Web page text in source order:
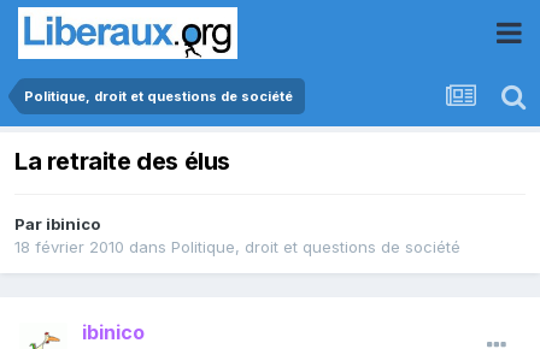
Politique, droit et questions de société
La retraite des élus
Par ibinico
18 février 2010 dans Politique, droit et questions de société
ibinico